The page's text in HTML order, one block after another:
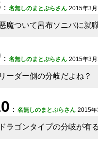
： 名無しのまとぷらさん 2015年3
魔ついて呂布ソニパに就
： 名無しのまとぷらさん 2015年3
ーダー側の分岐だよね？
： 名無しのまとぷらさん 2015
ラゴンタイプの分岐が有